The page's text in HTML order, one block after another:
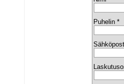
Puhelin *